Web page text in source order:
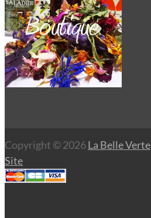
Copyright © 2026La Belle Verte
Site